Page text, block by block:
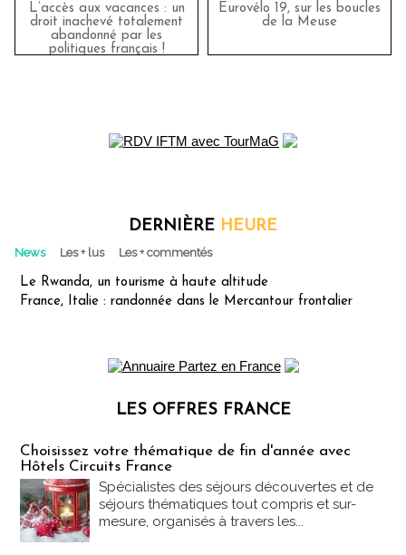
L’accès aux vacances : un
droit inachevé totalement
abandonné par les
politiques français !
Eurovélo 19, sur les boucles
de la Meuse
DERNIÈRE HEURE
News Les + lus Les + commentés
Le Rwanda, un tourisme à haute altitude
France, Italie : randonnée dans le Mercantour frontalier
LES OFFRES FRANCE
Choisissez votre thématique de fin d'année avec
Hôtels Circuits France
Spécialistes des séjours découvertes et de
séjours thématiques tout compris et sur-
mesure, organisés à travers les...